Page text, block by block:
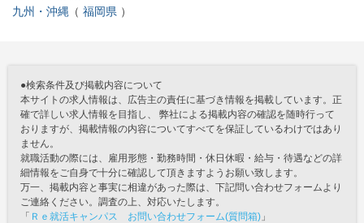
九州・沖縄
福岡県
●検索条件及び掲載内容について
本サイトの求人情報は、広告主の責任に基づき情報を掲載しています。正
確で詳しい求人情報を目指し、 弊社による掲載内容の確認を随時行って
おりますが、掲載情報の内容についてすべてを保証しているわけではあり
ません。
就職活動の際には、雇用形態・勤務時間・休日休暇・給与・待遇などの詳
細情報をご自身で十分に確認して頂きますようお願い致します。
万一、掲載内容と事実に相違があった際は、下記問い合わせフォームより
ご連絡ください。調査の上、対応いたします。
「 Ｒｅ就活キャンパス お問い合わせフォーム(質問箱) 」